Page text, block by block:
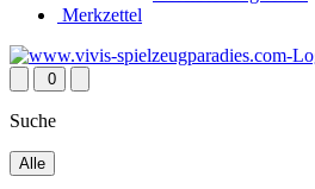
Merkzettel
0
Suche
Alle